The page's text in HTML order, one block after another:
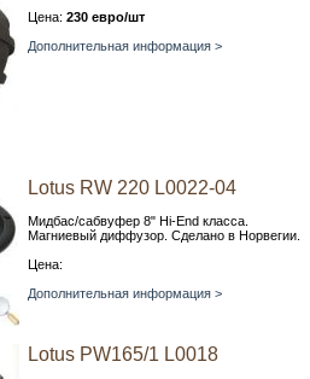
Цена: 230 евро/шт
Дополнительная информация >
Lotus RW 220 L0022-04
Мидбас/сабвуфер 8" Hi-End класса.
Магниевый диффузор. Сделано в Норвегии.
Цена:
Дополнительная информация >
Lotus PW165/1 L0018